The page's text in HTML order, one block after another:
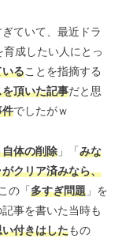
ていて、最近ドラ
成したい人にとっ
いることを指摘する
頂いた記事だと思
件でしたがｗ
体の削除 」「みな
クリア済みなら、
の「多すぎ問題 」を
事を書いた当時も
い付きはしたもの